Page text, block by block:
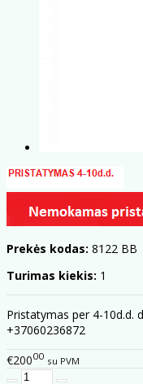
Prekės kodas: 8122 BB
Turimas kiekis: 1
Pristatymas per 4-10d.d.
+37060236872
€20000 su PVM